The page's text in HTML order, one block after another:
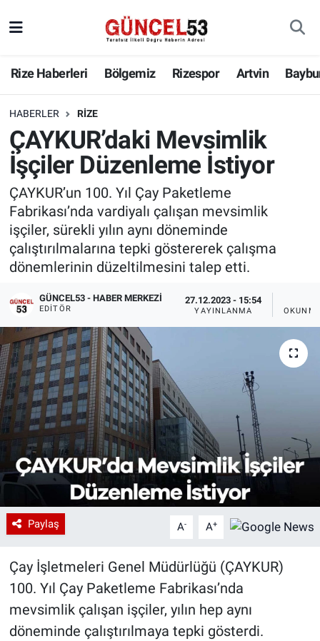
Rize Haberleri Bölgemiz Rizespor Artvin
HABERLER RIZE
ÇAYKUR’daki Mevsimlik
İşçiler Düzenleme İstiyor
ÇAYKUR’un 100. Yıl Çay Paketleme
Fabrikası’nda vardiyalı çalışan mevsimlik
işçiler, sürekli yılın aynı döneminde
çalıştırılmalarına tepki göstererek çalışma
dönemlerinin düzeltilmesini talep etti.
GÜNCEL53 - HABER MERKEZI
EDITÖR
27.12.2023 - 15:54
YAYINLANMA
Paylaş A- A+
Çay İşletmeleri Genel Müdürlüğü (ÇAYKUR)
100. Yıl Çay Paketleme Fabrikası’nda
mevsimlik çalışan işçiler, yılın hep aynı
döneminde çalıştırılmaya tepki gösterdi.